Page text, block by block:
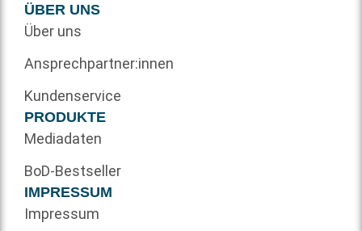
ÜBER UNS
Über uns
Ansprechpartner:innen
Kundenservice
PRODUKTE
Mediadaten
BoD-Bestseller
IMPRESSUM
Impressum